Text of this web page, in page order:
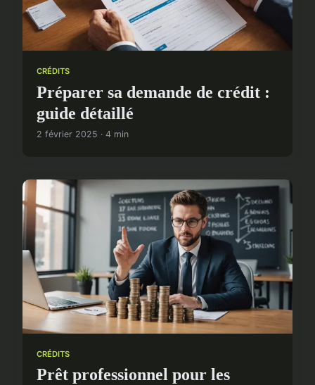
CRÉDITS
Préparer sa demande de crédit :
guide détaillé
2 février 2025 · 4 min
CRÉDITS
Prêt professionnel pour les